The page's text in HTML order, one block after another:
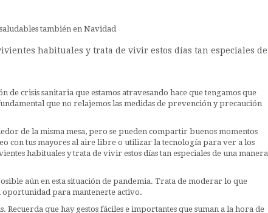
habituales y trata de vivir estos días tan especiales de
de crisis sanitaria que estamos atravesando hace que tengamos que
que no relajemos las medidas de prevención y precaución
de la misma mesa, pero se pueden compartir buenos momentos
con tus mayores al aire libre o utilizar la tecnología para ver a los
habituales y trata de vivir estos días tan especiales de una manera
aún en esta situación de pandemia. Trata de moderar lo que
oportunidad para mantenerte activo.
Recuerda que hay gestos fáciles e importantes que suman a la hora de